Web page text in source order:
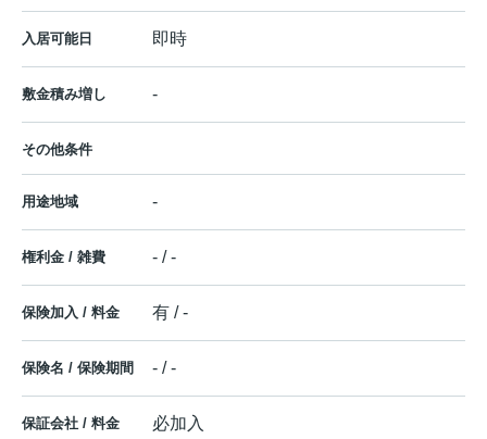
入居可能日 即時
敷金積み増し -
その他条件
用途地域 -
権利金 / 雑費 - / -
保険加入 / 料金 有 / -
保険名 / 保険期間 - / -
保証会社 / 料金
必加入